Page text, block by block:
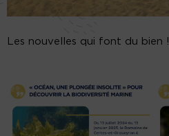
Les nouvelles qui font du bien !